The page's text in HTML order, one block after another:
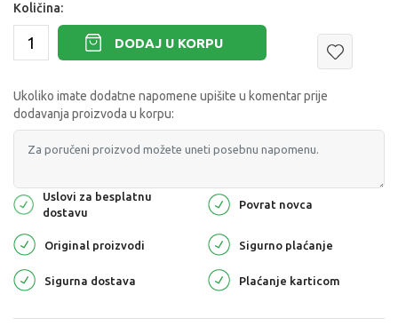
Količina:
DODAJ U KORPU
Ukoliko imate dodatne napomene upišite u komentar prije
dodavanja proizvoda u korpu:
Uslovi za besplatnu
dostavu
Povrat novca
Original proizvodi Sigurno plaćanje
Sigurna dostava Plaćanje karticom